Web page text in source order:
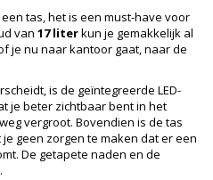
tas, het is een must-have voor
van 17 literkun je gemakkelijk al
je nu naar kantoor gaat, naar de
is de geïntegreerde LED-
je beter zichtbaar bent in het
vergroot. Bovendien is de tas
je geen zorgen te maken dat er een
De getapete naden en de